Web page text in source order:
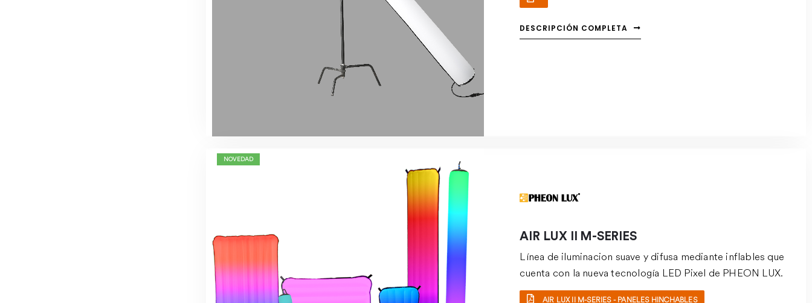
DESCRIPCIÓN COMPLETA
NOVEDAD
AIR LUX II M-SERIES
Línea de iluminacion suave y difusa mediante inflables que
cuenta con la nueva tecnología LED Pixel de PHEON LUX.
AIR LUX II M-SERIES - PANELES HINCHABLES